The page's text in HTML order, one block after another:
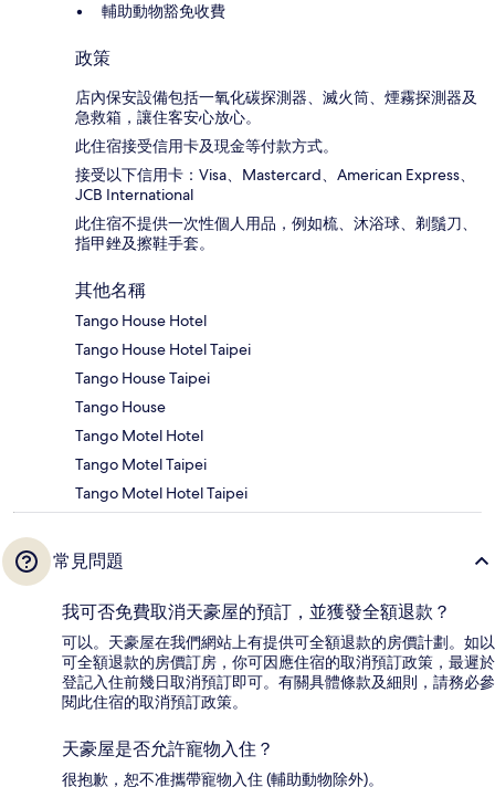
輔助動物豁免收費
政策
店內保安設備包括一氧化碳探測器、滅火筒、煙霧探測器及
急救箱，讓住客安心放心。
此住宿接受信用卡及現金等付款方式。
接受以下信用卡：Visa、Mastercard、American Express、
JCB International
此住宿不提供一次性個人用品，例如梳、沐浴球、剃鬚刀、
指甲銼及擦鞋手套。
其他名稱
Tango House Hotel
Tango House Hotel Taipei
Tango House Taipei
Tango House
Tango Motel Hotel
Tango Motel Taipei
Tango Motel Hotel Taipei
常見問題
我可否免費取消天豪屋的預訂，並獲發全額退款？
可以。天豪屋在我們網站上有提供可全額退款的房價計劃。如以
可全額退款的房價訂房，你可因應住宿的取消預訂政策，最遲於
登記入住前幾日取消預訂即可。有關具體條款及細則，請務必參
閱此住宿的取消預訂政策。
天豪屋是否允許寵物入住？
很抱歉，恕不准攜帶寵物入住 (輔助動物除外)。